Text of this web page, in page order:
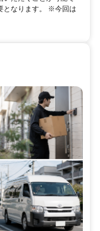
となります。 ※今回は